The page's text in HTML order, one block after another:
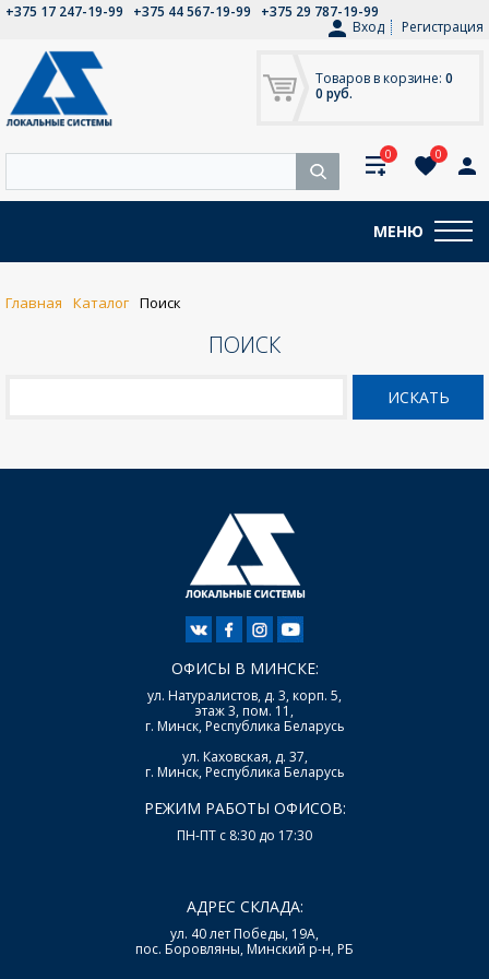
+375 17 247-19-99 +375 44 567-19-99
+375 29 787-19-99
Вход
Регистрация
Товаров в корзине: 0
0 руб.
0 0
МЕНЮ
Главная Каталог Поиск
ПОИСК
ОФИСЫ В МИНСКЕ:
ул. Натуралистов, д. 3, корп. 5,
этаж 3, пом. 11,
г. Минск, Республика Беларусь
ул. Каховская, д. 37,
г. Минск, Республика Беларусь
РЕЖИМ РАБОТЫ ОФИСОВ:
ПН-ПТ с 8:30 до 17:30
АДРЕС СКЛАДА:
ул. 40 лет Победы, 19А,
пос. Боровляны, Минский р-н, РБ